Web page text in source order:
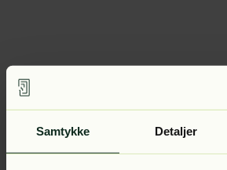
Samtykke Detaljer